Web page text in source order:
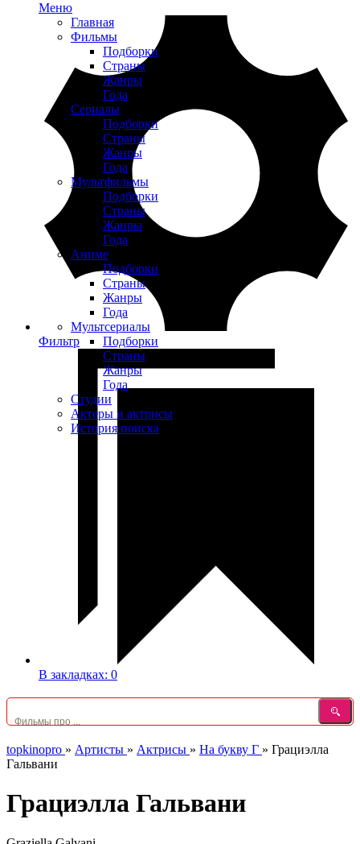
Меню
Главная
Фильмы
Подборки
Страны
Жанры
Года
Сериалы
Подборки
Страны
Жанры
Года
Мультфильмы
Подборки
Страны
Жанры
Года
Аниме
Подборки
Страны
Жанры
Года
Мультсериалы
Подборки
Страны
Жанры
Года
Студии
Актеры и актрисы
История поиска
Фильтр
В закладках: 0
topkinopro » Артисты » Актрисы » На букву Г » Грациэлла
Гальвани
Грациэлла Гальвани